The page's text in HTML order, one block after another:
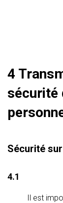
4
sécurité
Sécurité
4.1
Il est